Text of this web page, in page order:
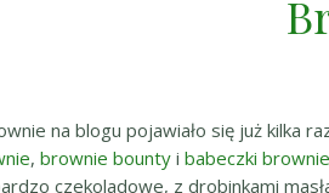
na blogu pojawiało się już kilka
, brownie bounty i babeczki brownie
czekoladowe, z drobinkami